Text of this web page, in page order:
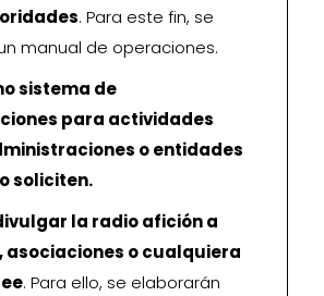
. Para este fin, se
manual de operaciones.
sistema de
para actividades
o entidades
soliciten.
la radio afición a
asociaciones o cualquiera
. Para ello, se elaborarán